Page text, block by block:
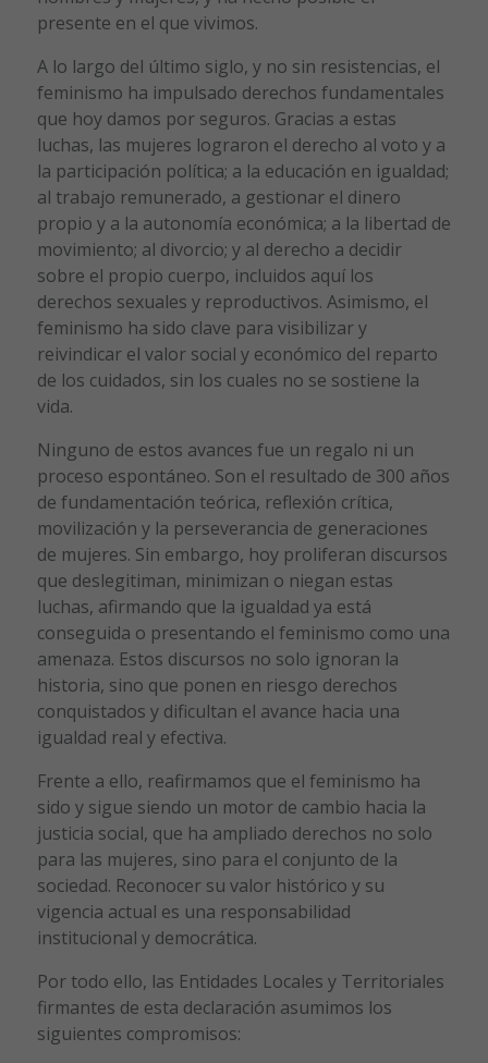
presente en el que vivimos.
A lo largo del último siglo, y no sin resistencias, el
feminismo ha impulsado derechos fundamentales
que hoy damos por seguros. Gracias a estas
luchas, las mujeres lograron el derecho al voto y a
la participación política; a la educación en igualdad;
al trabajo remunerado, a gestionar el dinero
propio y a la autonomía económica; a la libertad de
movimiento; al divorcio; y al derecho a decidir
sobre el propio cuerpo, incluidos aquí los
derechos sexuales y reproductivos. Asimismo, el
feminismo ha sido clave para visibilizar y
reivindicar el valor social y económico del reparto
de los cuidados, sin los cuales no se sostiene la
vida.
Ninguno de estos avances fue un regalo ni un
proceso espontáneo. Son el resultado de 300 años
de fundamentación teórica, reflexión crítica,
movilización y la perseverancia de generaciones
de mujeres. Sin embargo, hoy proliferan discursos
que deslegitiman, minimizan o niegan estas
luchas, afirmando que la igualdad ya está
conseguida o presentando el feminismo como una
amenaza. Estos discursos no solo ignoran la
historia, sino que ponen en riesgo derechos
conquistados y dificultan el avance hacia una
igualdad real y efectiva.
Frente a ello, reafirmamos que el feminismo ha
sido y sigue siendo un motor de cambio hacia la
justicia social, que ha ampliado derechos no solo
para las mujeres, sino para el conjunto de la
sociedad. Reconocer su valor histórico y su
vigencia actual es una responsabilidad
institucional y democrática.
Por todo ello, las Entidades Locales y Territoriales
firmantes de esta declaración asumimos los
siguientes compromisos: